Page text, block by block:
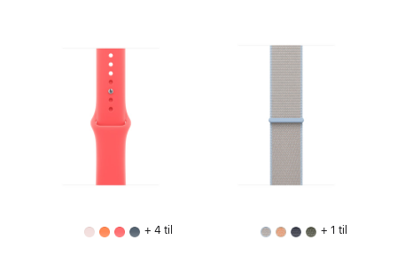
+ 4 til + 1 til